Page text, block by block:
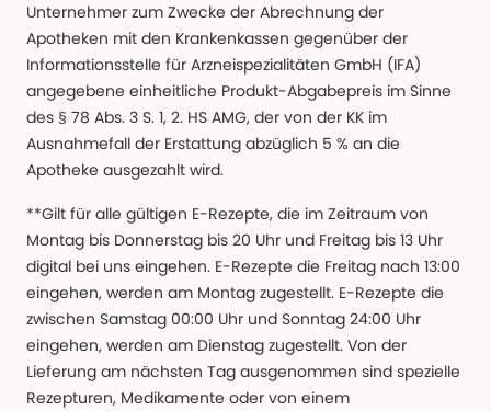
Unternehmer zum Zwecke der Abrechnung der
Apotheken mit den Krankenkassen gegenüber der
Informationsstelle für Arzneispezialitäten GmbH (IFA)
angegebene einheitliche Produkt-Abgabepreis im Sinne
des § 78 Abs. 3 S. 1, 2. HS AMG, der von der KK im
Ausnahmefall der Erstattung abzüglich 5 % an die
Apotheke ausgezahlt wird.
**Gilt für alle gültigen E-Rezepte, die im Zeitraum von
Montag bis Donnerstag bis 20 Uhr und Freitag bis 13 Uhr
digital bei uns eingehen. E-Rezepte die Freitag nach 13:00
eingehen, werden am Montag zugestellt. E-Rezepte die
zwischen Samstag 00:00 Uhr und Sonntag 24:00 Uhr
eingehen, werden am Dienstag zugestellt. Von der
Lieferung am nächsten Tag ausgenommen sind spezielle
Rezepturen, Medikamente oder von einem